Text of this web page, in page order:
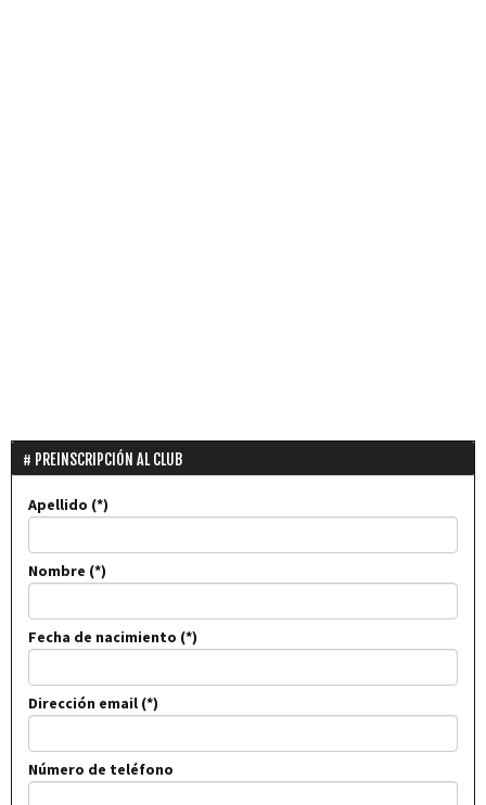
PREINSCRIPCIÓN AL CLUB
Apellido
Nombre
Fecha de nacimiento
Dirección email
Número de teléfono